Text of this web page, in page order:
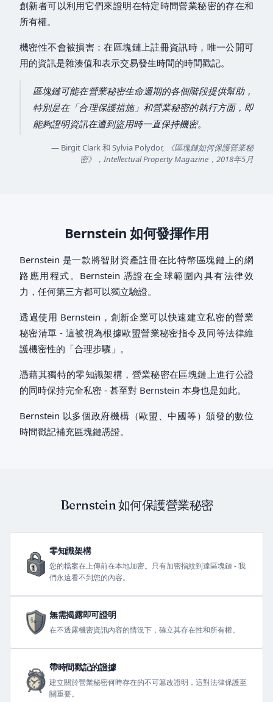
創新者可以利用它們來證明在特定時間營業秘密的存在和
所有權。
機密性不會被損害：在區塊鏈上註冊資訊時，唯一公開可
用的資訊是雜湊值和表示交易發生時間的時間戳記。
區塊鏈可能在營業秘密生命週期的各個階段提供幫助，
特別是在「合理保護措施」和營業秘密的執行方面，即
能夠證明資訊在遭到盜用時一直保持機密。
— Birgit Clark 和 Sylvia Polydor,
《區塊鏈如何保護營業秘
密》，Intellectual Property Magazine，2018年5月
Bernstein 如何發揮作用
Bernstein 是一款將智財資產註冊在比特幣區塊鏈上的網
路應用程式。Bernstein 憑證在全球範圍內具有法律效
力，任何第三方都可以獨立驗證。
透過使用 Bernstein，創新企業可以快速建立私密的營業
秘密清單 - 這被視為根據歐盟營業秘密指令及同等法律維
護機密性的「合理步驟」。
憑藉其獨特的零知識架構，營業秘密在區塊鏈上進行公證
的同時保持完全私密 - 甚至對 Bernstein 本身也是如此。
Bernstein 以多個政府機構（歐盟、中國等）頒發的數位
時間戳記補充區塊鏈憑證。
Bernstein 如何保護營業秘密
零知識架構
您的檔案在上傳前在本地加密。只有加密指紋到達區塊鏈 - 我
們永遠看不到您的內容。
無需揭露即可證明
在不透露機密資訊內容的情況下，確立其存在性和所有權。
帶時間戳記的證據
建立關於營業秘密何時存在的不可篡改證明，這對法律保護至
關重要。